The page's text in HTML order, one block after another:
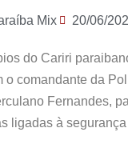
Mix 20/06/
do Cariri
o comandante da
Fernandes,
ligadas à